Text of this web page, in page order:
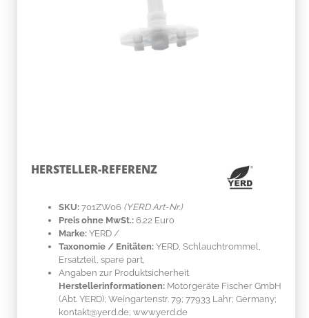
HERSTELLER-REFERENZ
SKU: 701ZW06 (YERD Art-Nr.)
Preis ohne MwSt.: 6.22 Euro
Marke: YERD /
Taxonomie / Enitäten: YERD, Schlauchtrommel,
Ersatzteil, spare part,
Angaben zur Produktsicherheit
Herstellerinformationen: Motorgeräte Fischer GmbH
(Abt. YERD); Weingartenstr. 79; 77933 Lahr; Germany;
kontakt@yerd.de; www.yerd.de